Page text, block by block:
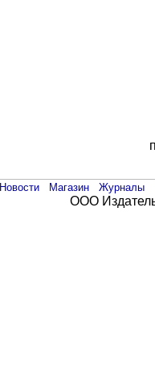
Новости Магазин Журналы
ООО